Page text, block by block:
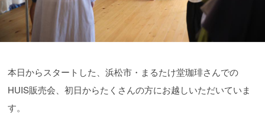
本日からスタートした、浜松市・まるたけ堂珈琲さんでの
HUIS販売会、初日からたくさんの方にお越しいただいていま
す。